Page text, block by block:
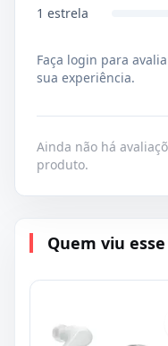
1 estrela
Faça login para
sua experiência.
Ainda não há
produto.
Quem viu